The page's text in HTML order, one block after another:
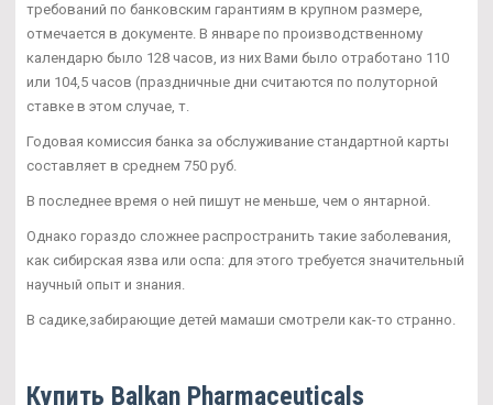
требований по банковским гарантиям в крупном размере,
отмечается в документе. В январе по производственному
календарю было 128 часов, из них Вами было отработано 110
или 104,5 часов (праздничные дни считаются по полуторной
ставке в этом случае, т.
Годовая комиссия банка за обслуживание стандартной карты
составляет в среднем 750 руб.
В последнее время о ней пишут не меньше, чем о янтарной.
Однако гораздо сложнее распространить такие заболевания,
как сибирская язва или оспа: для этого требуется значительный
научный опыт и знания.
В садике,забирающие детей мамаши смотрели как-то странно.
Купить Balkan Pharmaceuticals